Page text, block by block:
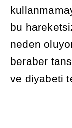
bu
neden
beraber
ve diyabeti